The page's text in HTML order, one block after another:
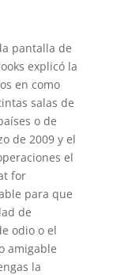
pantalla de
explicó la
en como
salas de
o de
de 2009 y el
el
for
para que
de
odio o el
amigable
la